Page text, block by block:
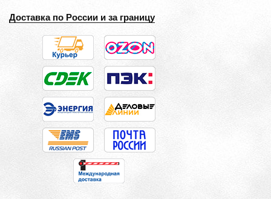
Доставка по России и за границу